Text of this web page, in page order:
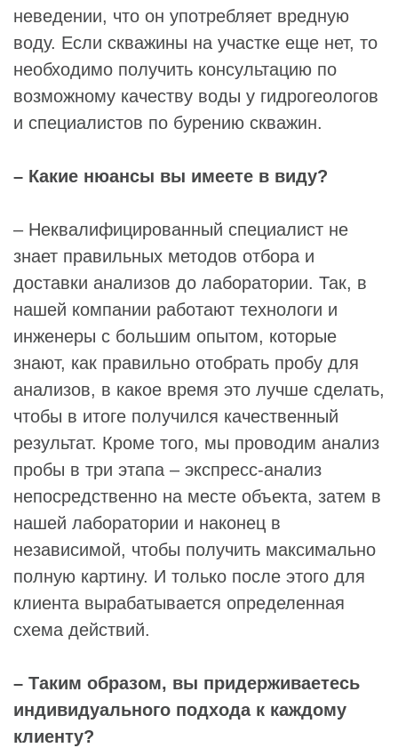
неведении, что он употребляет вредную
воду. Если скважины на участке еще нет, то
необходимо получить консультацию по
возможному качеству воды у гидрогеологов
и специалистов по бурению скважин.
– Какие нюансы вы имеете в виду?
– Неквалифицированный специалист не
знает правильных методов отбора и
доставки анализов до лаборатории. Так, в
нашей компании работают технологи и
инженеры с большим опытом, которые
знают, как правильно отобрать пробу для
анализов, в какое время это лучше сделать,
чтобы в итоге получился качественный
результат. Кроме того, мы проводим анализ
пробы в три этапа – экспресс-анализ
непосредственно на месте объекта, затем в
нашей лаборатории и наконец в
независимой, чтобы получить максимально
полную картину. И только после этого для
клиента вырабатывается определенная
схема действий.
– Таким образом, вы придерживаетесь
индивидуального подхода к каждому
клиенту?